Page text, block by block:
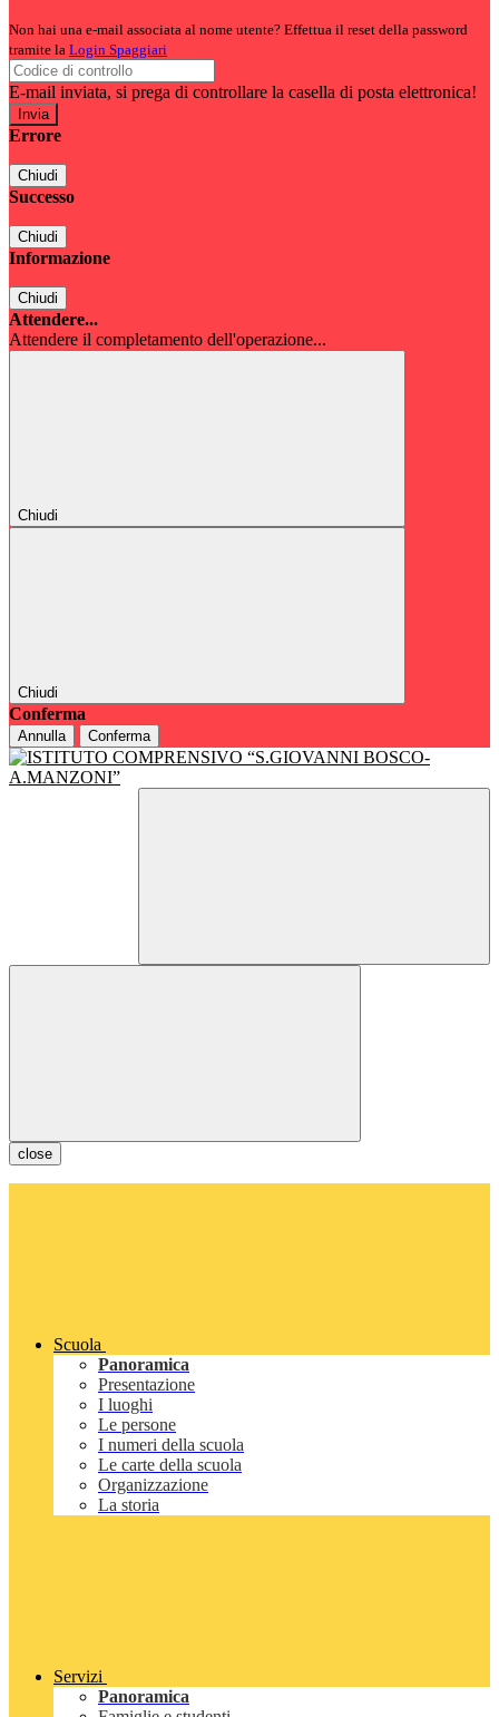
Non hai una e-mail associata al nome utente? Effettua il reset della password
tramite la Login Spaggiari
E-mail inviata, si prega di controllare la casella di posta elettronica!
Errore
Chiudi
Successo
Chiudi
Informazione
Chiudi
Attendere...
Attendere il completamento dell'operazione...
Chiudi
Chiudi
Conferma
Annulla Conferma
close
Scuola
Panoramica
Presentazione
I luoghi
Le persone
I numeri della scuola
Le carte della scuola
Organizzazione
La storia
Servizi
Panoramica